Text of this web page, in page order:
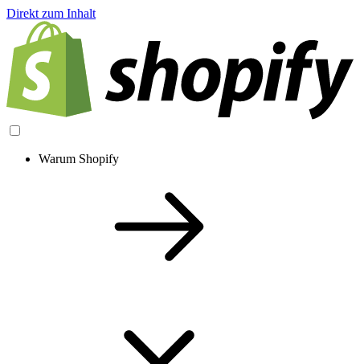
Direkt zum Inhalt
Warum Shopify